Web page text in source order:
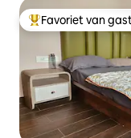
Topfavoriet van
Favoriet van